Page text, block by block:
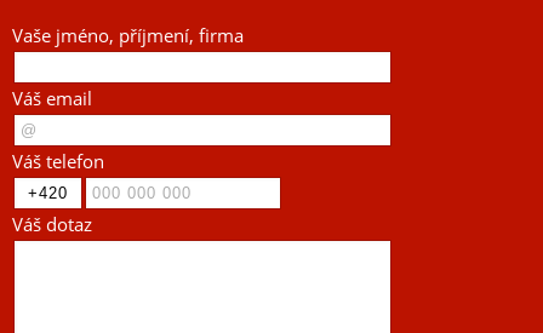
Vaše jméno, příjmení, firma
Váš email
Váš telefon
Váš dotaz